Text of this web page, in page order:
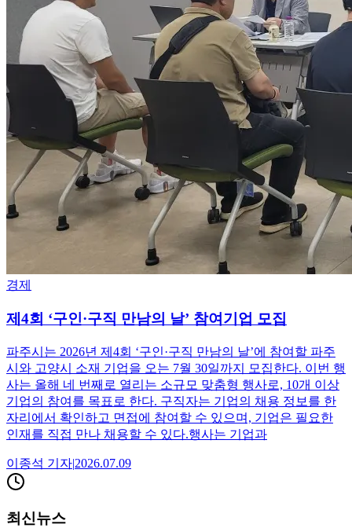
경제
제4회 ‘구인·구직 만남의 날’ 참여기업 모집
파주시는 2026년 제4회 ‘구인·구직 만남의 날’에 참여할 파주
시와 고양시 소재 기업을 오는 7월 30일까지 모집한다. 이번 행
사는 올해 네 번째로 열리는 소규모 맞춤형 행사로, 10개 이상
기업의 참여를 목표로 한다. 구직자는 기업의 채용 정보를 한
자리에서 확인하고 면접에 참여할 수 있으며, 기업은 필요한
인재를 직접 만나 채용할 수 있다.행사는 기업과
이종석 기자|2026.07.09
최신뉴스